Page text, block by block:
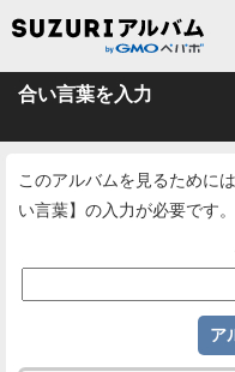
合い言葉を入力
このアルバムを見るために
い言葉】の入力が必要です。